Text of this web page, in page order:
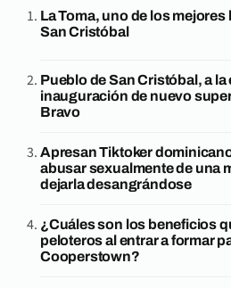
La Toma, uno de los
San Cristóbal
Pueblo de San Cristóbal, a la
inauguración de nuevo
Bravo
Apresan Tiktoker
abusar sexualmente de una
dejarla desangrándose
¿Cuáles son los beneficios
peloteros al entrar a formar
Cooperstown?